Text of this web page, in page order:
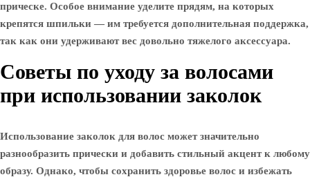
прическе. Особое внимание уделите прядям, на которых
крепятся шпильки — им требуется дополнительная поддержка,
так как они удерживают вес довольно тяжелого аксессуара.
Советы по уходу за волосами
при использовании заколок
Использование заколок для волос может значительно
разнообразить прически и добавить стильный акцент к любому
образу. Однако, чтобы сохранить здоровье волос и избежать